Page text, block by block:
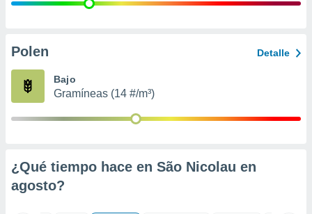
e
publicidad
Polen Detalle
Bajo
Gramíneas (14 #/m³)
¿Qué tiempo hace en São Nicolau en
agosto?